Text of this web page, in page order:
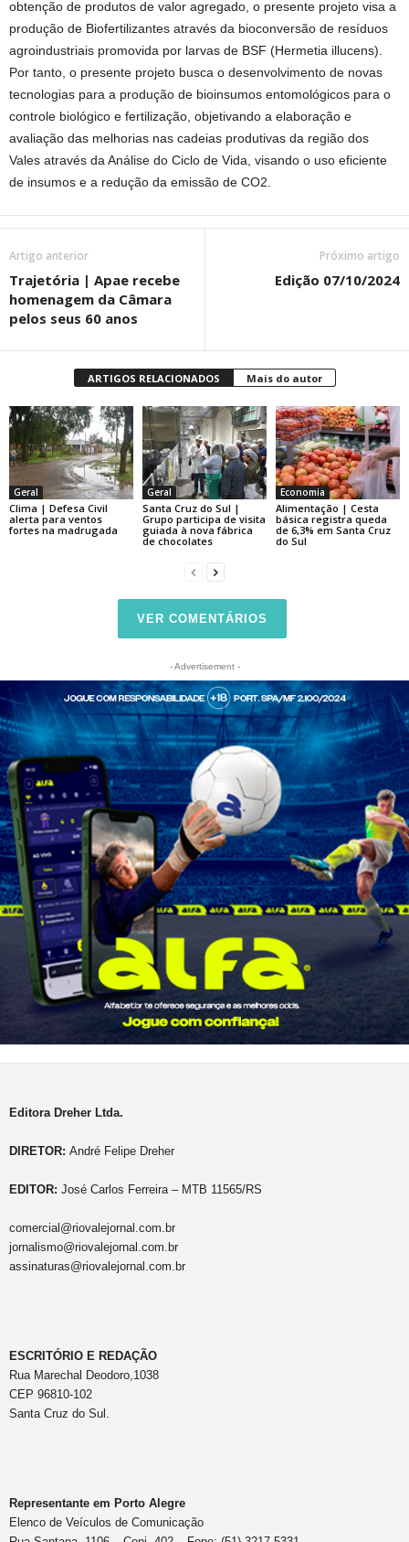
obtenção de produtos de valor agregado, o presente projeto visa a
produção de Biofertilizantes através da bioconversão de resíduos
agroindustriais promovida por larvas de BSF (Hermetia illucens).
Por tanto, o presente projeto busca o desenvolvimento de novas
tecnologias para a produção de bioinsumos entomológicos para o
controle biológico e fertilização, objetivando a elaboração e
avaliação das melhorias nas cadeias produtivas da região dos
Vales através da Análise do Ciclo de Vida, visando o uso eficiente
de insumos e a redução da emissão de CO2.
Artigo anterior
Trajetória | Apae recebe
homenagem da Câmara
pelos seus 60 anos
Próximo artigo
Edição 07/10/2024
ARTIGOS RELACIONADOS Mais do autor
Geral
Clima | Defesa Civil
alerta para ventos
fortes na madrugada
Geral
Santa Cruz do Sul |
Grupo participa de visita
guiada à nova fábrica
de chocolates
Economia
Alimentação | Cesta
básica registra queda
de 6,3% em Santa Cruz
do Sul
VER COMENTÁRIOS
- Advertisement -
Editora Dreher Ltda.
DIRETOR: André Felipe Dreher
EDITOR: José Carlos Ferreira – MTB 11565/RS
comercial@riovalejornal.com.br
jornalismo@riovalejornal.com.br
assinaturas@riovalejornal.com.br
ESCRITÓRIO E REDAÇÃO
Rua Marechal Deodoro,1038
CEP 96810-102
Santa Cruz do Sul.
Representante em Porto Alegre
Elenco de Veículos de Comunicação